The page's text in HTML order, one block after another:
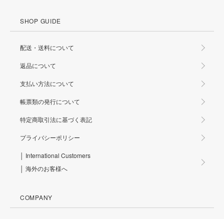
SHOP GUIDE
配送・送料について
返品について
支払い方法について
帳票類の発行について
特定商取引法に基づく表記
プライバシーポリシー
│ International Customers
│ 海外のお客様へ
COMPANY